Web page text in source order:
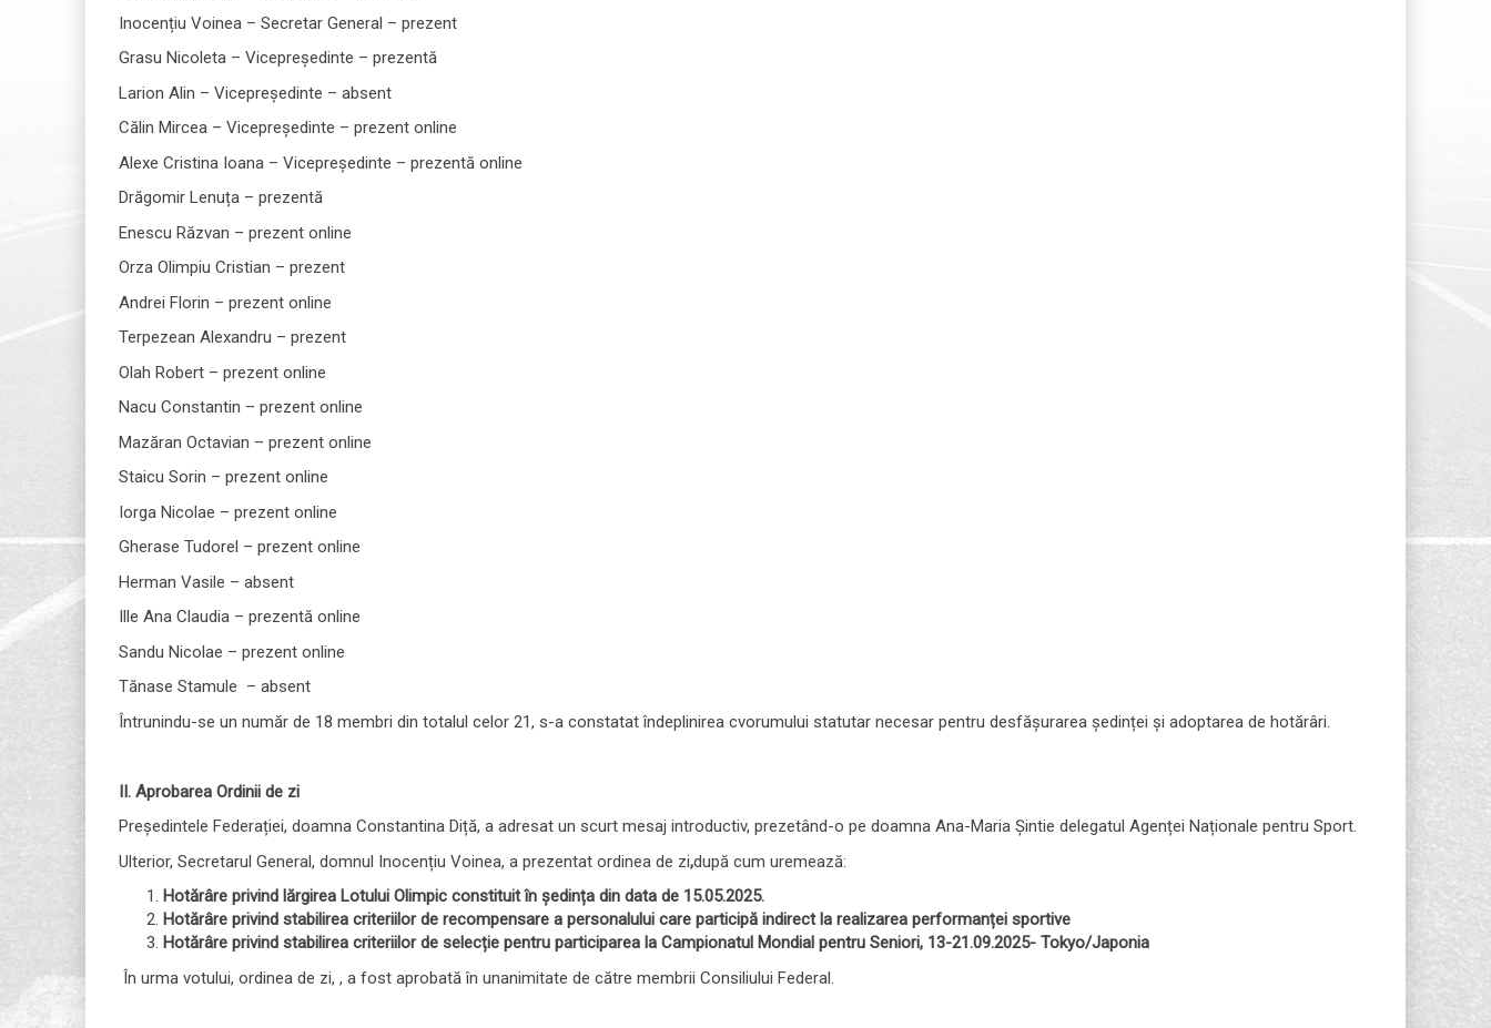
Inocențiu Voinea – Secretar General – prezent
Grasu Nicoleta – Vicepreședinte – prezentă
Larion Alin – Vicepreședinte – absent
Călin Mircea – Vicepreședinte – prezent online
Alexe Cristina Ioana – Vicepreședinte – prezentă online
Drăgomir Lenuța – prezentă
Enescu Răzvan – prezent online
Orza Olimpiu Cristian – prezent
Andrei Florin – prezent online
Terpezean Alexandru – prezent
Olah Robert – prezent online
Nacu Constantin – prezent online
Mazăran Octavian – prezent online
Staicu Sorin – prezent online
Iorga Nicolae – prezent online
Gherase Tudorel – prezent online
Herman Vasile – absent
Ille Ana Claudia – prezentă online
Sandu Nicolae – prezent online
Tănase Stamule – absent
Întrunindu-se un număr de 18 membri din totalul celor 21, s-a constatat îndeplinirea cvorumului statutar necesar pentru desfășurarea ședinței și adoptarea de hotărâri.
II. Aprobarea Ordinii de zi
Președintele Federației, doamna Constantina Diță, a adresat un scurt mesaj introductiv, prezetând-o pe doamna Ana-Maria Șintie delegatul Agenței Naționale pentru Sport.
Ulterior, Secretarul General, domnul Inocențiu Voinea, a prezentat ordinea de zi,după cum uremează:
Hotărâre privind lărgirea Lotului Olimpic constituit în ședința din data de 15.05.2025.
Hotărâre privind stabilirea criteriilor de recompensare a personalului care participă indirect la realizarea performanței sportive
Hotărâre privind stabilirea criteriilor de selecție pentru participarea la Campionatul Mondial pentru Seniori, 13-21.09.2025- Tokyo/Japonia
În urma votului, ordinea de zi, , a fost aprobată în unanimitate de către membrii Consiliului Federal.